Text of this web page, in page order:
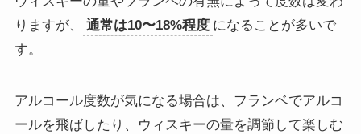
りますが、
通常は10〜18%程度 になることが多いで
す。
アルコール度数が気になる場合は、フランベでアルコ
ールを飛ばしたり、ウィスキーの量を調節して楽しむ